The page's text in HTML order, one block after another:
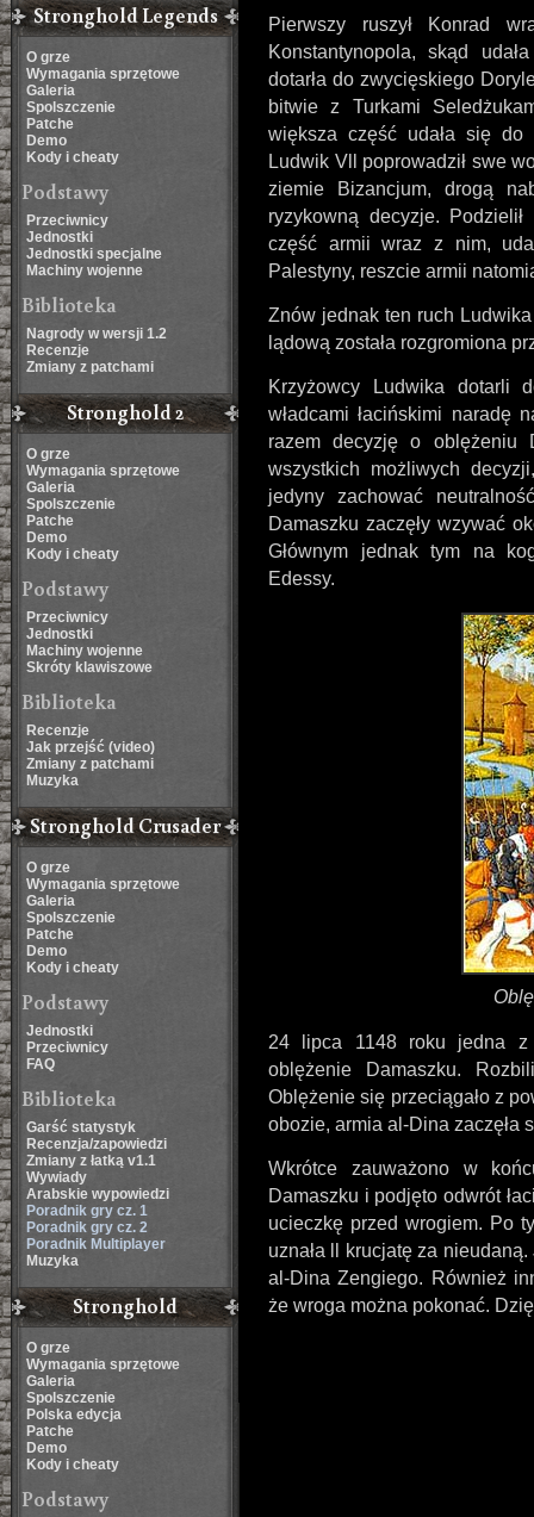
Stronghold Legends
O grze
Wymagania sprzętowe
Galeria
Spolszczenie
Patche
Demo
Kody i cheaty
Podstawy
Przeciwnicy
Jednostki
Jednostki specjalne
Machiny wojenne
Biblioteka
Nagrody w wersji 1.2
Recenzje
Zmiany z patchami
Stronghold 2
O grze
Wymagania sprzętowe
Galeria
Spolszczenie
Patche
Demo
Kody i cheaty
Podstawy
Przeciwnicy
Jednostki
Machiny wojenne
Skróty klawiszowe
Biblioteka
Recenzje
Jak przejść (video)
Zmiany z patchami
Muzyka
Stronghold Crusader
O grze
Wymagania sprzętowe
Galeria
Spolszczenie
Patche
Demo
Kody i cheaty
Podstawy
Jednostki
Przeciwnicy
FAQ
Biblioteka
Garść statystyk
Recenzja/zapowiedzi
Zmiany z łatką v1.1
Wywiady
Arabskie wypowiedzi
Poradnik gry cz. 1
Poradnik gry cz. 2
Poradnik Multiplayer
Muzyka
Stronghold
O grze
Wymagania sprzętowe
Galeria
Spolszczenie
Polska edycja
Patche
Demo
Kody i cheaty
Podstawy
Pierwszy ruszył Konrad
Konstantynopola, skąd
dotarła do zwycięskiego
bitwie z Turkami
większa część udała się do
Ludwik Vll poprowadził swe
ziemie Bizancjum, drogą
ryzykowną decyzje.
część armii wraz z nim,
Palestyny, reszcie armii
Znów jednak ten ruch
lądową została rozgromiona
Krzyżowcy Ludwika dotarli
władcami łacińskimi naradę
razem decyzję o oblężeniu
wszystkich możliwych
jedyny zachować
Damaszku zaczęły wzywać
Głównym jednak tym na
Edessy.
24 lipca 1148 roku jedna z
oblężenie Damaszku.
Oblężenie się przeciągało z
obozie, armia al-Dina zaczęła
Wkrótce zauważono w
Damaszku i podjęto odwrót
ucieczkę przed wrogiem. Po
uznała ll krucjatę za
al-Dina Zengiego. Również
że wroga można pokonać.